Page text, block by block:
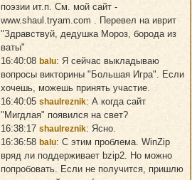
поэзии ит.п. См. мой сайт -
www.shaul.tryam.com . Перевел на иврит
"Здравствуй, дедушка Мороз, борода из
ваты"
16:40:08 balu: Я сейчас выкладываю
вопросы викторины "Большая Игра". Если
хочешь, можешь принять участие.
16:40:05 shaulreznik: А когда сайт
"Мигдлая" появился на свет?
16:38:17 shaulreznik: Ясно.
16:36:58 balu: С этим проблема. WinZip
вряд ли поддерживает bzip2. Но можно
попробовать. Если не получится, пришлю